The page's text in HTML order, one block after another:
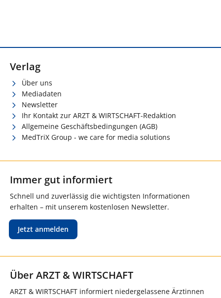
Verlag
Über uns
Mediadaten
Newsletter
Ihr Kontakt zur ARZT & WIRTSCHAFT-Redaktion
Allgemeine Geschäftsbedingungen (AGB)
MedTriX Group - we care for media solutions
Immer gut informiert
Schnell und zuverlässig die wichtigsten Informationen
erhalten – mit unserem kostenlosen Newsletter.
Jetzt anmelden
Über ARZT & WIRTSCHAFT
ARZT & WIRTSCHAFT informiert niedergelassene Ärztinnen